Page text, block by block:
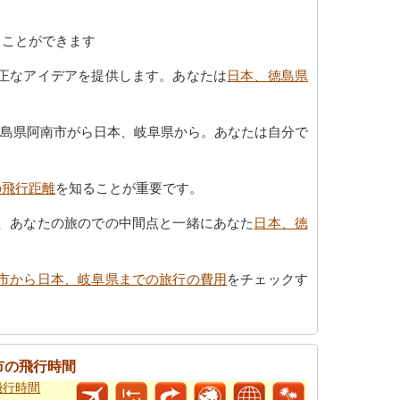
とができます
なアイデアを提供します。あなたは日本、徳島県
県阿南市がら日本、岐阜県から。あなたは自分で
行距離を知ることが重要です。
あなたの旅のでの中間点と一緒にあなた 日本、徳
から日本、岐阜県までの旅行の費用をチェックす
飛行時間
時間